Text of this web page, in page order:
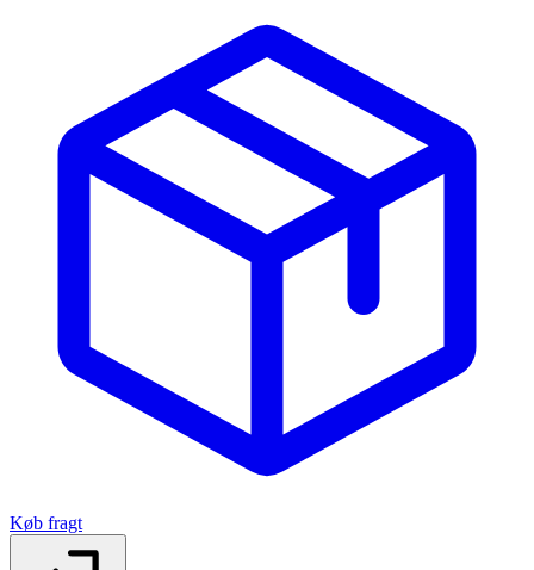
Køb fragt